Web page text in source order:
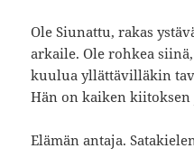
Ole Siunattu, rakas
arkaile. Ole rohkea
kuulua yllättävilläkin
Hän on kaiken
Elämän antaja.